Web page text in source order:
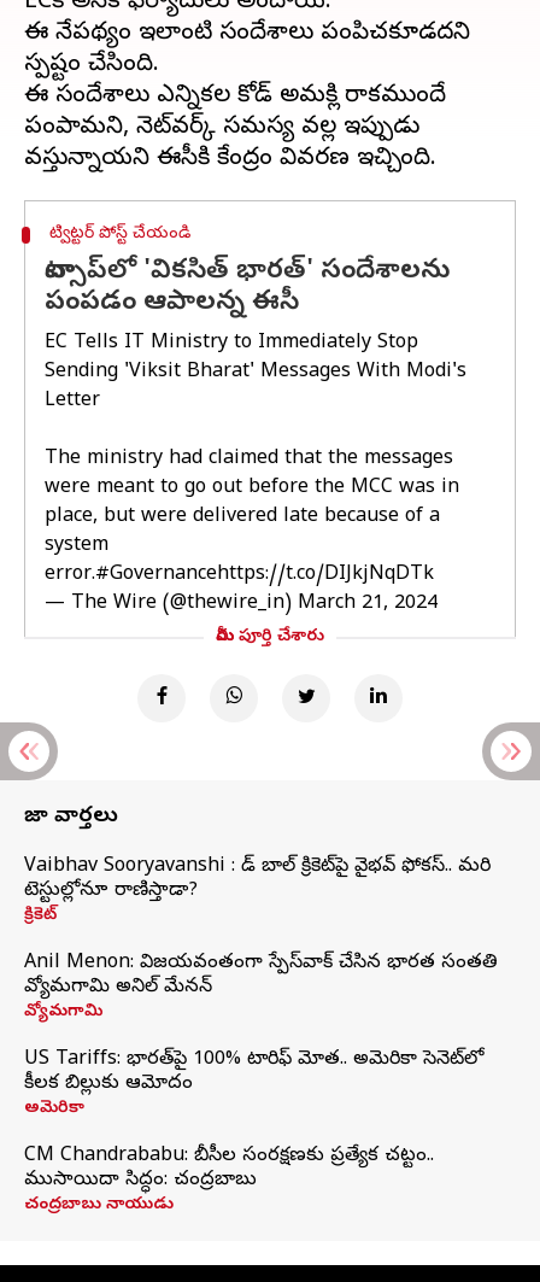
ఈ నేపథ్యంలో ఇలాంటి సందేశాలు పంపిచకూడదని
స్పష్టం చేసింది.
ఈ సందేశాలు ఎన్నికల కోడ్ అమల్లోకి రాకముందే
పంపామని, నెట్‌వర్క్ సమస్య వల్ల ఇప్పుడు
ట్విట్టర్ పోస్ట్ చేయండి
వాట్సాప్‌లో 'వికసిత్ భారత్' సందేశాలను
పంపడం ఆపాలన్న ఈసీ
EC Tells IT Ministry to Immediately Stop
Sending 'Viksit Bharat' Messages With Modi's
Letter
The ministry had claimed that the messages
were meant to go out before the MCC was in
place, but were delivered late because of a
system
error.#Governancehttps://t.co/DIJkjNqDTk
— The Wire (@thewire_in) March 21, 2024
మీరు పూర్తి చేశారు
తాజా వార్తలు
Vaibhav Sooryavanshi : రెడ్ బాల్ క్రికెట్‌పై వైభవ్ ఫోకస్.. మరి
టెస్టుల్లోనూ రాణిస్తాడా?
క్రికెట్
Anil Menon: విజయవంతంగా స్పేస్‌వాక్‌ చేసిన భారత సంతతి
వ్యోమగామి అనిల్‌ మేనన్
వ్యోమగామి
US Tariffs: భారత్‌పై 100% టారిఫ్‌ మోత.. అమెరికా సెనెట్‌లో
కీలక బిల్లుకు ఆమోదం
అమెరికా
CM Chandrababu: బీసీల సంరక్షణకు ప్రత్యేక చట్టం..
ముసాయిదా సిద్ధం: చంద్రబాబు
చంద్రబాబు నాయుడు